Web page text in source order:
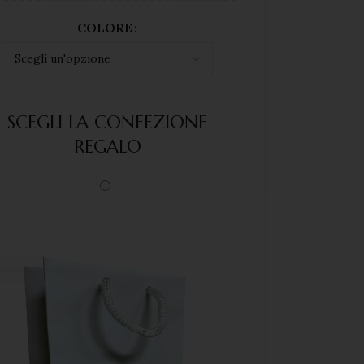
COLORE
SCEGLI LA CONFEZIONE
REGALO